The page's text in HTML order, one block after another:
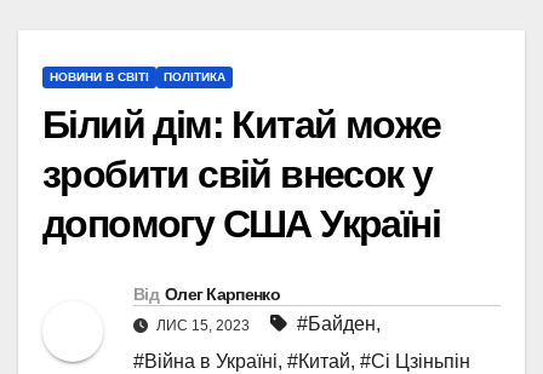
НОВИНИ В СВІТІ ПОЛІТИКА
Білий дім: Китай може
зробити свій внесок у
допомогу США Україні
Від Олег Карпенко
ЛИС 15, 2023 #Байден,
#Війна в Україні, #Китай, #Сі Цзіньпін